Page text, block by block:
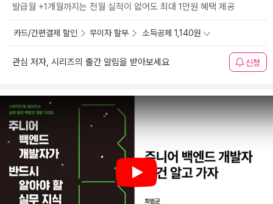
발급월 +1개월까지는 전월 실적이 없어도 최대 1만원 혜택 제공
카드/간편결제 할인 무이자 할부 소득공제 1,140원
관심 저자, 시리즈의 출간 알림을 받아보세요 신청
Play